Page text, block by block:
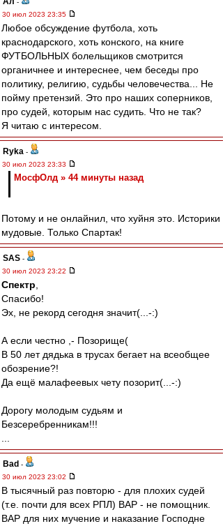
-
30 июл 2023 23:35
Любое обсуждение футбола, хоть
краснодарского, хоть конского, на книге
ФУТБОЛЬНЫХ болельщиков смотрится
органичнее и интереснее, чем беседы про
политику, религию, судьбы человечества... Не
пойму претензий. Это про наших соперников,
про судей, которым нас судить. Что не так?
Я читаю с интересом.
Ryka -
30 июл 2023 23:33
МосфОлд » 44 минуты назад
Потому и не онлайнил, что хуйня это. Историки
мудовые. Только Спартак!
SAS -
30 июл 2023 23:22
Спектр
Спасибо!
Эх, не рекорд сегодня значит(...-:)
А если честно ,- Позорище(
В 50 лет дядька в трусах бегает на всеобщее
обозрение?!
Да ещё малафеевых чету позорит(...-:)
Дорогу молодым судьям и
Безсеребренникам!!!
Bad -
30 июл 2023 23:02
В тысячный раз повторю - для плохих судей
(т.е. почти для всех РПЛ) ВАР - не помощник.
ВАР для них мучение и наказание Господне